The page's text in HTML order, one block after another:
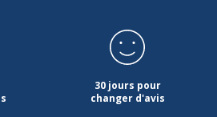
30 jours pour
changer d'avis